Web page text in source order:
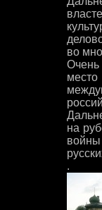
во
Очень
на
войны
.